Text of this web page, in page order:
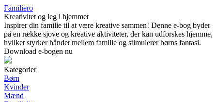
Familiero
Kreativitet og leg i hjemmet
Inspirer din familie til at være kreative sammen! Denne e-bog byder
på en række sjove og kreative aktiviteter, der kan udforskes hjemme,
hvilket styrker båndet mellem familie og stimulerer børns fantasi.
Download e-bogen nu
Kategorier
Børn
Kvinder
Mænd